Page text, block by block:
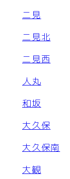
二見
二見北
二見西
人丸
和坂
大久保
大久保南
大観